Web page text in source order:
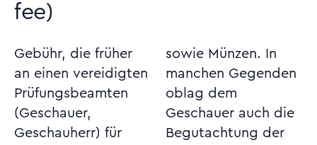
fee)
Gebühr, die früher
an einen vereidigten
Prüfungsbeamten
(Geschauer,
Geschauherr) für
sowie Münzen. In
manchen Gegenden
oblag dem
Geschauer auch die
Begutachtung der